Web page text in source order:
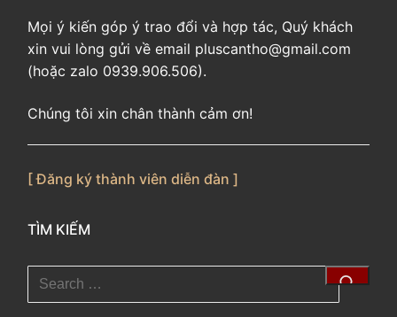
Mọi ý kiến góp ý trao đổi và hợp tác, Quý khách
xin vui lòng gửi về email pluscantho@gmail.com
(hoặc zalo 0939.906.506).
Chúng tôi xin chân thành cảm ơn!
[ Đăng ký thành viên diễn đàn ]
TÌM KIẾM
Tìm
kiếm